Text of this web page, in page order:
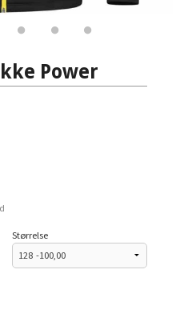
Power
Størrelse